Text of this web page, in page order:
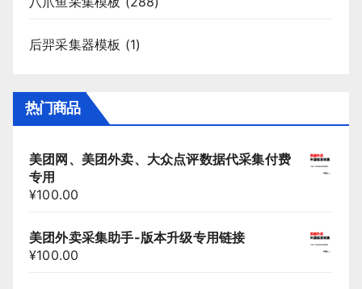
后羿采集器模板 (1)
热门商品
美团网、美团外卖、大众点评数据代采集付费
专用
¥100.00
美团外卖采集助手-版本升级专用链接
¥100.00